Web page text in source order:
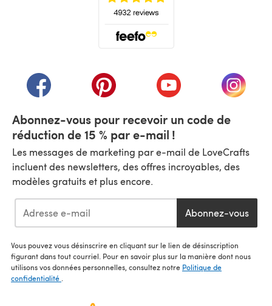
(s'ouvre dans un nouvel onglet)
(s'ouvre dans un nouvel onglet)
(s'ouvre dans un(s'ouvre
Abonnez-vous pour recevoir un code de
réduction de 15 % par e-mail !
Les messages de marketing par e-mail de LoveCrafts
incluent des newsletters, des offres incroyables, des
modèles gratuits et plus encore.
Abonnez-vous
Vous pouvez vous désinscrire en cliquant sur le lien de désinscription
figurant dans tout courriel. Pour en savoir plus sur la manière dont nous
utilisons vos données personnelles, consultez notre Politique de
confidentialité